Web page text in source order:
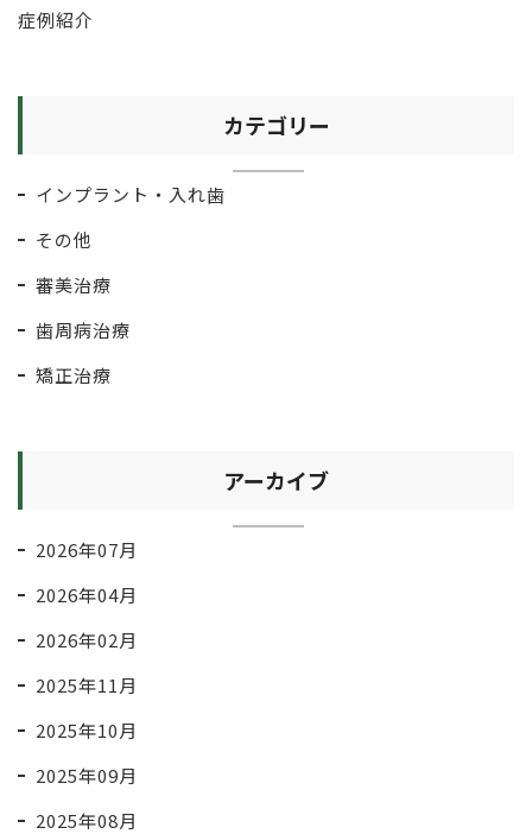
症例紹介
カテゴリー
インプラント・入れ歯
その他
審美治療
歯周病治療
矯正治療
アーカイブ
2026年07月
2026年04月
2026年02月
2025年11月
2025年10月
2025年09月
2025年08月